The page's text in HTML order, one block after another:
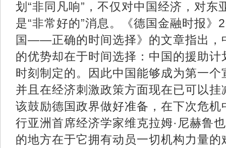
划“非同凡响”，不仅对中国经济，对东
是“非常好的”消息。《德国金融时报
国——正确的时间选择》的文章指出，
的优势却在于时间选择：中国的援助
时刻制定的。因此中国能够成为第一
并且在经济刺激政策方面现在已可以
该鼓励德国政界做好准备，在下次危
行亚洲首席经济学家维克拉姆·尼赫鲁
的地方在于它拥有动员一切机构力量